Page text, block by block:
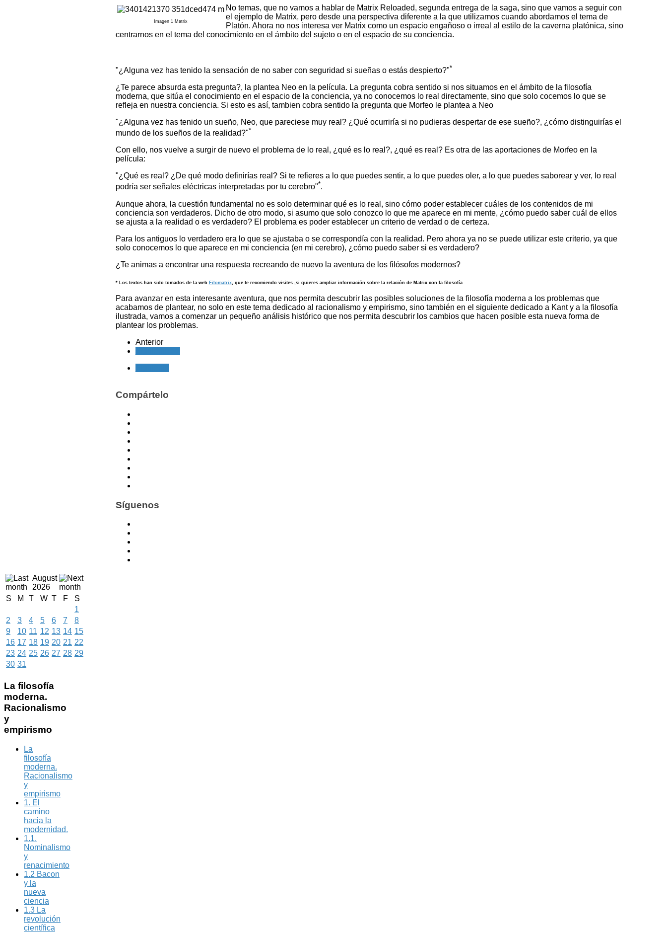
magen 1 Matrix
No temas, que no vamos a hablar de Matrix Reloaded, segunda entrega de la saga, sino que vamos a seguir con
el ejemplo de Matrix, pero desde una perspectiva diferente a la que utilizamos cuando abordamos el tema de
Platón. Ahora no nos interesa ver Matrix como un espacio engañoso o irreal al estilo de la caverna platónica, sino
centrarnos en el tema del conocimiento en el ámbito del sujeto o en el espacio de su conciencia.
"¿Alguna vez has tenido la sensación de no saber con seguridad si sueñas o estás despierto?"*
¿Te parece absurda esta pregunta?, la plantea Neo en la película. La pregunta cobra sentido si nos situamos en el ámbito de la filosofía
moderna, que sitúa el conocimiento en el espacio de la conciencia, ya no conocemos lo real directamente, sino que solo cocemos lo que se
refleja en nuestra conciencia. Si esto es así, tambien cobra sentido la pregunta que Morfeo le plantea a Neo
"¿Alguna vez has tenido un sueño, Neo, que pareciese muy real? ¿Qué ocurriría si no pudieras despertar de ese sueño?, ¿cómo distinguirías el
mundo de los sueños de la realidad?"*
Con ello, nos vuelve a surgir de nuevo el problema de lo real, ¿qué es lo real?, ¿qué es real? Es otra de las aportaciones de Morfeo en la
película:
"¿Qué es real? ¿De qué modo definirías real? Si te refieres a lo que puedes sentir, a lo que puedes oler, a lo que puedes saborear y ver, lo real
podría ser señales eléctricas interpretadas por tu cerebro"*.
Aunque ahora, la cuestión fundamental no es solo determinar qué es lo real, sino cómo poder establecer cuáles de los contenidos de mi
conciencia son verdaderos. Dicho de otro modo, si asumo que solo conozco lo que me aparece en mi mente, ¿cómo puedo saber cuál de ellos
se ajusta a la realidad o es verdadero? El problema es poder establecer un criterio de verdad o de certeza.
Para los antiguos lo verdadero era lo que se ajustaba o se correspondía con la realidad. Pero ahora ya no se puede utilizar este criterio, ya que
solo conocemos lo que aparece en mi conciencia (en mi cerebro), ¿cómo puedo saber si es verdadero?
¿Te animas a encontrar una respuesta recreando de nuevo la aventura de los filósofos modernos?
* Los textos han sido tomados de la web Filomatrix, que te recomiendo visites ,si quieres ampliar información sobre la relación de Matrix con la filosofía
Para avanzar en esta interesante aventura, que nos permita descubrir las posibles soluciones de la filosofía moderna a los problemas que
acabamos de plantear, no solo en este tema dedicado al racionalismo y empirismo, sino también en el siguiente dedicado a Kant y a la filosofía
ilustrada, vamos a comenzar un pequeño análisis histórico que nos permita descubrir los cambios que hacen posible esta nueva forma de
plantear los problemas.
Anterior
Compártelo
Síguenos
August
2026
S
M T W T F
S
1
2
3 4 5 6 7
8
9
10 11 12 13 14 15
16 17 18 19 20 21 22
23 24 25 26 27 28 29
30 31
La filosofía
moderna.
Racionalismo
y
empirismo
La
filosofía
moderna.
Racionalismo
y
empirismo
1. El
camino
hacia la
modernidad.
1.1.
Nominalismo
y
renacimiento
1.2 Bacon
y la
nueva
ciencia
1.3 La
revolución
científica